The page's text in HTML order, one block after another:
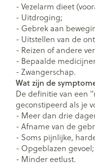
- Vezelarm dieet
- Uitdroging;
- Gebrek aan
- Uitstellen van de
- Reizen of andere
- Bepaalde
- Zwangerschap.
Wat zijn de
De definitie van een
geconstipeerd als je
- Meer dan drie
- Afname van de
- Soms pijnlijke,
- Opgeblazen gevoel;
- Minder eetlust.